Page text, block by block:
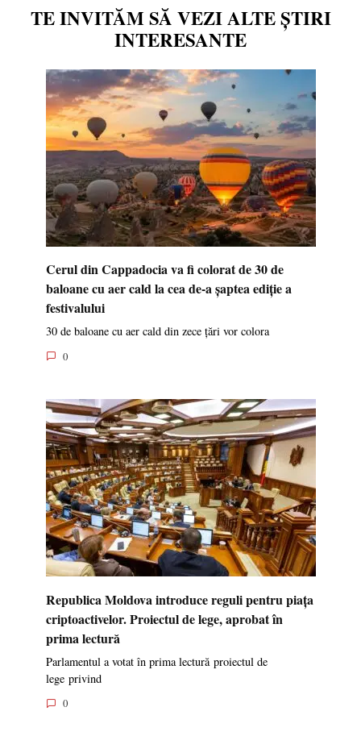
TE INVITĂM SĂ VEZI ALTE ȘTIRI
INTERESANTE
Cerul din Cappadocia va fi colorat de 30 de
baloane cu aer cald la cea de-a șaptea ediție a
festivalului
30 de baloane cu aer cald din zece țări vor colora
0
Republica Moldova introduce reguli pentru piața
criptoactivelor. Proiectul de lege, aprobat în
prima lectură
Parlamentul a votat în prima lectură proiectul de
lege privind
0